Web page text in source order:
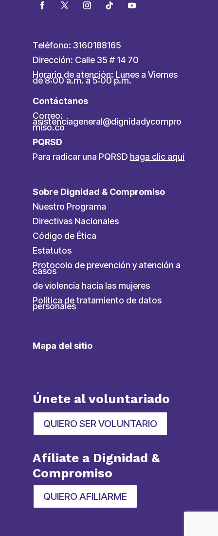
Teléfono: 3160188165
Dirección: Calle 35 # 14 70
Horario de atención: Lunes a Viernes
de 8:00 a.m. a 5:00 p.m.
Contáctanos
Correo:
asistenciageneral@dignidadycompro
miso.co
PQRSD
Para radicar una PQRSD haga clic aquí
Sobre Dignidad & Compromiso
Nuestro Programa
Directivas Nacionales
Código de Ética
Estatutos
Protocolo de prevención y atención a
casos
de violencia hacia las mujeres
Política de tratamiento de datos
personales
Mapa del sitio
Únete al voluntariado
QUIERO SER VOLUNTARIO
Afíliate a Dignidad &
Compromiso
QUIERO AFILIARME